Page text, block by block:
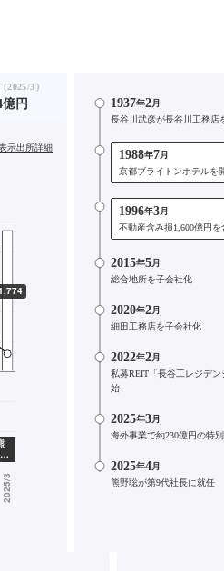
2025/3）
億円
示出所詳細
1937年2月
長谷川武彦が長谷川工務店
1988年7月
京都ブライトンホテルを
1996年3月
不動産含み損1,600億円
2015年5月
総合地所を子会社化
2020年2月
細田工務店を子会社化
2022年2月
私募REIT「長谷工レジデ
始
2025年3月
海外事業で約230億円の特
2025年4月
熊野聡が第9代社長に就任